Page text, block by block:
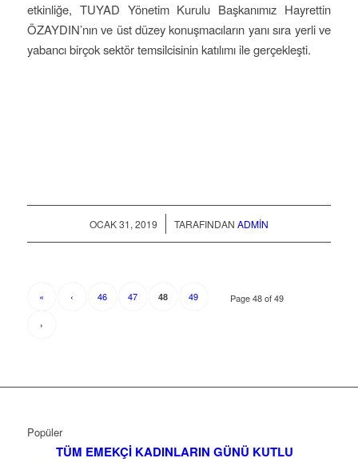
etkinliğe, TUYAD Yönetim Kurulu Başkanımız Hayrettin
ÖZAYDIN’nın ve üst düzey konuşmacıların yanı sıra yerli ve
yabancı birçok sektör temsilcisinin katılımı ile gerçekleşti.
OCAK 31, 2019
/ TARAFINDAN ADMIN
Page 48 of 49
« ‹ 46 47 48 49
›
Popüler
TÜM EMEKÇİ KADINLARIN GÜNÜ KUTLU